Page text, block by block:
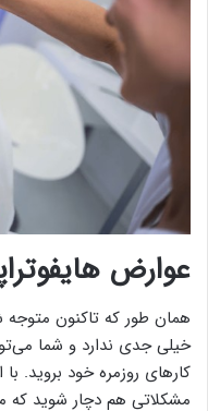
عوارض
همان طور که تاکنون متوجه
خیلی جدی ندارد و شما
کار‌های روزمره خود بروید.
مشکلاتی هم دچار شوید که